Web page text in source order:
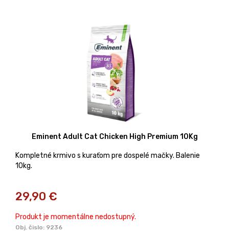
Eminent Adult Cat Chicken High Premium 10Kg
Kompletné krmivo s kuraťom pre dospelé mačky. Balenie
10kg.
29,90 €
Produkt je momentálne nedostupný.
Obj. čislo: 9236